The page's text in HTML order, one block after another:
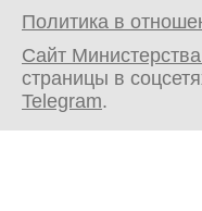
Политика в
Сайт
страницы в
Telegram.